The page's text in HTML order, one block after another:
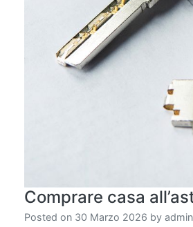
Comprare casa
Posted on 30 Marzo 2026 by admin